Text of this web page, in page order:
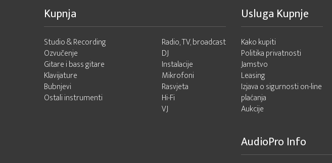
Kupnja
Studio & Recording
Ozvučenje
Gitare i bass gitare
Klavijature
Bubnjevi
Ostali instrumenti
Radio, TV, broadcast
DJ
Instalacije
Mikrofoni
Rasvjeta
Hi-Fi
VJ
Usluga Kupnje
Kako kupiti
Politika privatnosti
Jamstvo
Leasing
Izjava o sigurnosti on-line
plaćanja
Aukcije
AudioPro Info